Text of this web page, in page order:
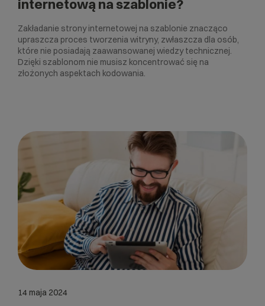
internetową na szablonie?
Zakładanie strony internetowej na szablonie znacząco
upraszcza proces tworzenia witryny, zwłaszcza dla osób,
które nie posiadają zaawansowanej wiedzy technicznej.
Dzięki szablonom nie musisz koncentrować się na
złożonych aspektach kodowania.
14 maja 2024